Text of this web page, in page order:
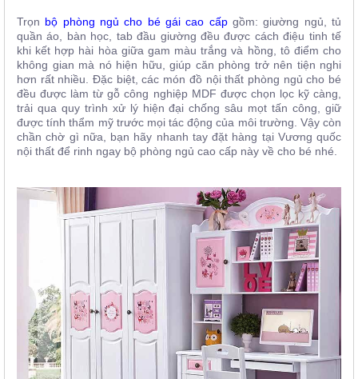
Trọn bộ phòng ngủ cho bé gái cao cấpgồm: giường ngủ, tủ
quần áo, bàn học, tab đầu giường đều được cách điệu tinh tế
khi kết hợp hài hòa giữa gam màu trắng và hồng, tô điểm cho
không gian mà nó hiện hữu, giúp căn phòng trở nên tiện nghi
hơn rất nhiều. Đặc biệt, các món đồ nội thất phòng ngủ cho bé
đều được làm từ gỗ công nghiệp MDF được chọn lọc kỹ càng,
trải qua quy trình xử lý hiện đại chống sâu mọt tấn công, giữ
được tính thẩm mỹ trước mọi tác động của môi trường. Vậy còn
chần chờ gì nữa, bạn hãy nhanh tay đặt hàng tại Vương quốc
nội thất để rinh ngay bộ phòng ngủ cao cấp này về cho bé nhé.